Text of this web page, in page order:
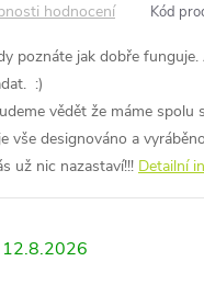
hodnocení Kód
poznáte jak dobře
:)
vědět že máme spolu
vše designováno a
už nic nazastaví!!! Detailní
12.8.2026